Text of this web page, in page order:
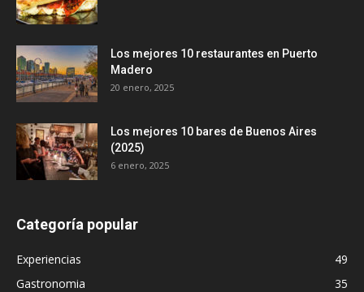
Los mejores 10 restaurantes en Puerto
Madero
20 enero, 2025
Los mejores 10 bares de Buenos Aires
(2025)
6 enero, 2025
Categoría popular
Experiencias
49
Gastronomia
35